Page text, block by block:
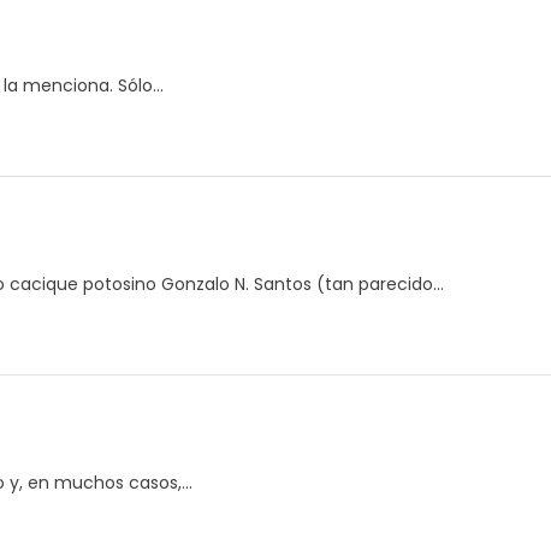
menciona. Sólo...
potosino Gonzalo N. Santos (tan parecido...
en muchos casos,...